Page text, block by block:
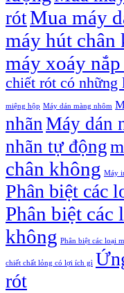
rótMua máy
máy hút chân
máy xoáy
chiết rót có những
miệng hộp Máy dán màng nhôm
nhãnMáy dán
nhãn tự động
chân không Máy
Phân biệt các
Phân biệt các
không Phân biệt các loại
chiết chất lỏng có lợi ích gì
rót